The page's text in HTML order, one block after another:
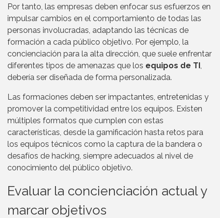
Por tanto, las empresas deben enfocar sus esfuerzos en
impulsar cambios en el comportamiento de todas las
personas involucradas, adaptando las técnicas de
formación a cada público objetivo. Por ejemplo, la
concienciación para la alta dirección, que suele enfrentar
diferentes tipos de amenazas que los equipos de TI
debería ser diseñada de forma personalizada.
Las formaciones deben ser impactantes, entretenidas y
promover la competitividad entre los equipos. Existen
múltiples formatos que cumplen con estas
características, desde la gamificación hasta retos para
los equipos técnicos como la captura de la bandera o
desafíos de hacking, siempre adecuados al nivel de
conocimiento del público objetivo.
Evaluar la concienciación actual y
marcar objetivos